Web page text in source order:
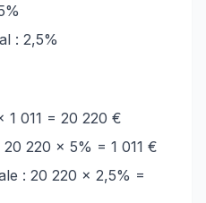
: 2,5%
1 011 = 20 220 €
220 × 5% = 1 011 €
: 20 220 × 2,5% =